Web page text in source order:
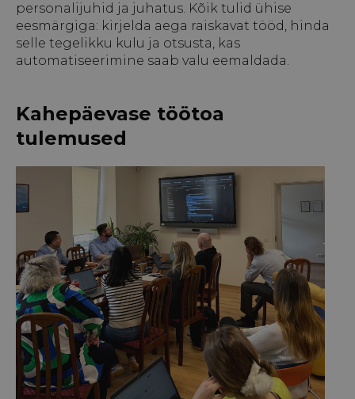
personalijuhid ja juhatus. Kõik tulid ühise
eesmärgiga: kirjelda aega raiskavat tööd, hinda
selle tegelikku kulu ja otsusta, kas
automatiseerimine saab valu eemaldada.
Kahepäevase töötoa
tulemused